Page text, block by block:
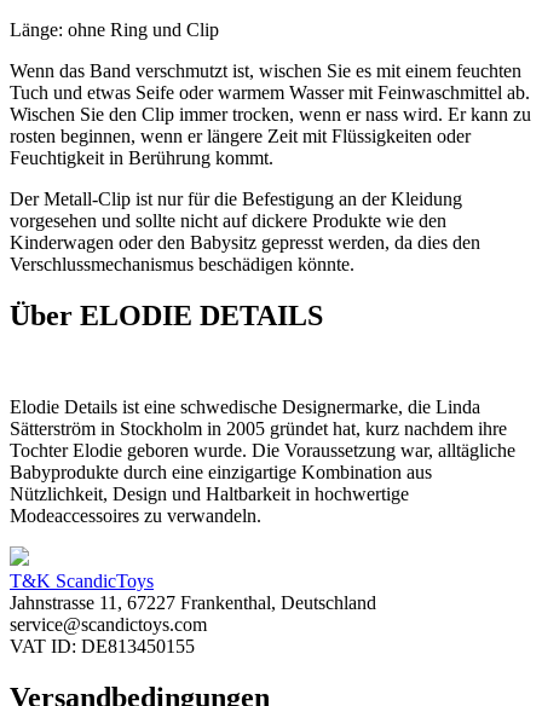
Länge: ohne Ring und Clip
Wenn das Band verschmutzt ist, wischen Sie es mit einem feuchten
Tuch und etwas Seife oder warmem Wasser mit Feinwaschmittel ab.
Wischen Sie den Clip immer trocken, wenn er nass wird. Er kann zu
rosten beginnen, wenn er längere Zeit mit Flüssigkeiten oder
Feuchtigkeit in Berührung kommt.
Der Metall-Clip ist nur für die Befestigung an der Kleidung
vorgesehen und sollte nicht auf dickere Produkte wie den
Kinderwagen oder den Babysitz gepresst werden, da dies den
Verschlussmechanismus beschädigen könnte.
Über ELODIE DETAILS
Elodie Details ist eine schwedische Designermarke, die Linda
Sätterström in Stockholm in 2005 gründet hat, kurz nachdem ihre
Tochter Elodie geboren wurde. Die Voraussetzung war, alltägliche
Babyprodukte durch eine einzigartige Kombination aus
Nützlichkeit, Design und Haltbarkeit in hochwertige
Modeaccessoires zu verwandeln.
T&K ScandicToys
Jahnstrasse 11, 67227 Frankenthal, Deutschland
service@scandictoys.com
VAT ID: DE813450155
Versandbedingungen